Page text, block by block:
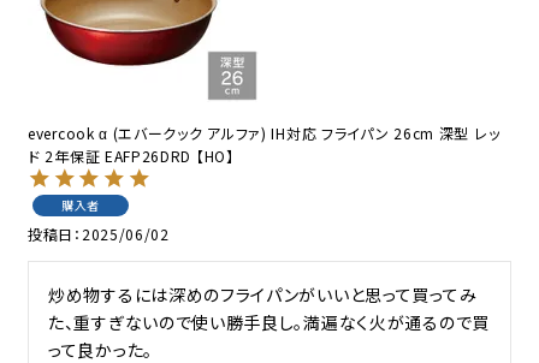
evercook α (エバークック アルファ) IH対応 フライパン 26cm 深型 レッ
ド 2年保証 EAFP26DRD 【HO】
購入者
投稿日 2025/06/02
炒め物するには深めのフライパンがいいと思って買ってみ
た、重すぎないので使い勝手良し。満遍なく火が通るので買
って良かった。